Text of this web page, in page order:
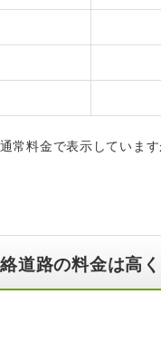
常料金で表示していま
道路の料金は高